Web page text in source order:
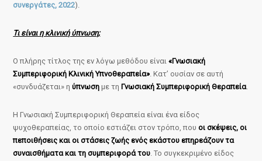
συνεργάτες, 2022).
Τι είναι η κλινική ύπνωση;
Ο πλήρης τίτλος της εν λόγω μεθόδου είναι«Γνωσιακή
Συμπεριφορική Κλινική Υπνοθεραπεία». Κατ’ ουσίαν σε αυτή
«συνδυάζεται» ηύπνωση με τη Γνωσιακή Συμπεριφορική Θεραπεία.
Η Γνωσιακή Συμπεριφορική Θεραπεία είναι ένα είδος
ψυχοθεραπείας, το οποίο εστιάζει στον τρόπο, που οι σκέψεις, οι
πεποιθήσεις και οι στάσεις ζωής ενός εκάστου επηρεάζουν τα
συναισθήματα και τη συμπεριφορά του. Το συγκεκριμένο είδος